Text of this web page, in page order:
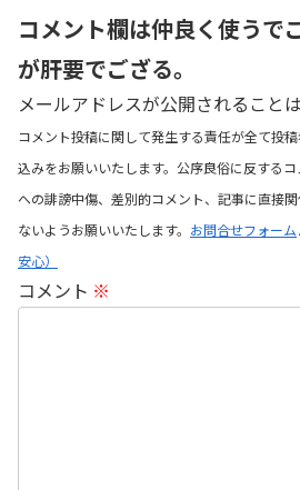
コメント欄は仲良く使うで
が肝要でござる。
メールアドレスが公開されること
コメント投稿に関して発生する責任が全て投
込みをお願いいたします。公序良俗に反する
への誹謗中傷、差別的コメント、記事に直接
ないようお願いいたします。 お問合せフォーム
安心）
コメント ※